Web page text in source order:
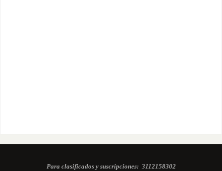
Para clasificados y suscripciones: 3112158302